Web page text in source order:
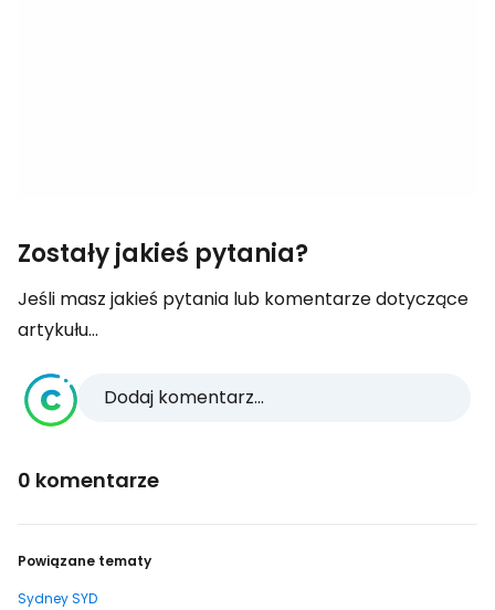
Zostały jakieś pytania?
Jeśli masz jakieś pytania lub komentarze dotyczące
artykułu...
Dodaj komentarz...
0 komentarze
Powiązane tematy
Sydney SYD